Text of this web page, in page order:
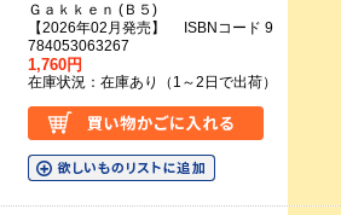
Ｇａｋｋｅｎ (Ｂ５)
【2026年02月発売】 ISBNコード 9
784053063267
1,760円
在庫状況：在庫あり（1～2日で出荷）